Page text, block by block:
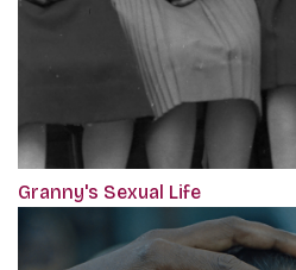
Granny's Sexual Life